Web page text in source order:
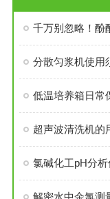
千万别忽略！
分散匀浆机使用
低温培养箱日常
超声波清洗机的
氯碱化工pH分